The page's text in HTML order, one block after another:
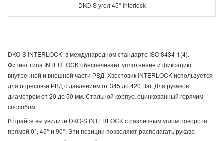
DKO-S угол 45° Interlock
DKO-S INTERLOCK в международном стандарте ISO 8434-1(4).
Фитинг типа INTERLOCK обеспечивает уплотнение и фиксацию
внутренней и внешней части РВД. Хвостовик INTERLOCK используется
для опресовки РВД с давлением от 345 до 420 Bar. Для рукавов
диаметром от 20 до 50 мм. Стальной корпус, оцинкованный горячим
способом.
В прайсе вы увидите DKO-S INTERLOCK с различным углом поворота:
прямой 0°, 45° и 90°. Эти позиции позволяют располагать рукава